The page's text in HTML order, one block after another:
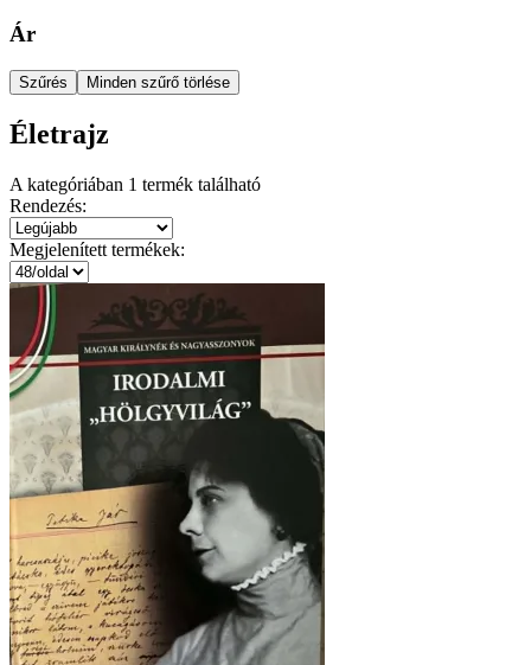
Ár
Szűrés Minden szűrő törlése
Életrajz
A kategóriában 1 termék található
Rendezés:
Megjelenített termékek: